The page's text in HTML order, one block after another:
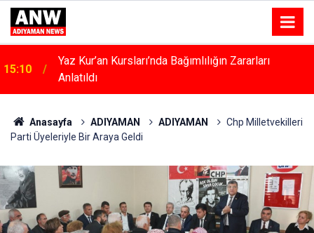
15:04
Kahta’da Kadınlara Özel Yaşam Ve Yüzme Merkezi
Yükseliyor
Anasayfa ADIYAMAN ADIYAMAN
Chp Milletvekilleri
Parti Üyeleriyle Bir Araya Geldi